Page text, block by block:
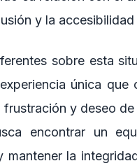
y la
sobre esta
única que
y deseo
encontrar un
mantener la